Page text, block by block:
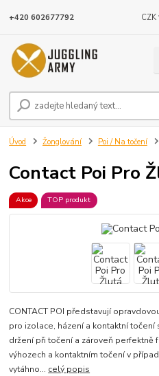
CZK
+420 602677792
Úvod Žonglování Poi / Na točení
Contact Poi Pro
Akce TOP produkt
CONTACT POI představují
pro izolace, házení a kontaktní točení
držení při točení a zároveň perfektně
výhozech a kontaktním točení v
vytáhno... celý popis